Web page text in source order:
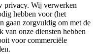
privacy. Wij verwerken
hebben voor (het
gaan zorgvuldig om met de
onze diensten hebben
voor commerciële